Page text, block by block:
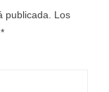
publicada. Los
*